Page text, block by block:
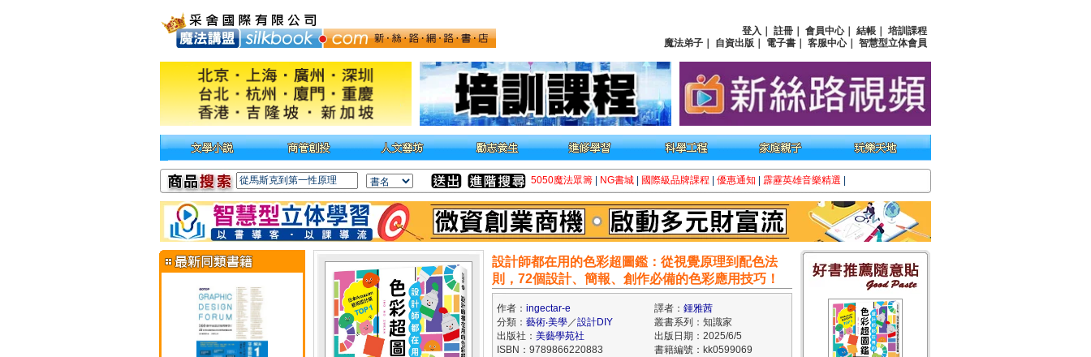
登入 註冊 會員中心｜ 結帳
培訓課程
魔法弟子
自資出版 電子書 客服中心｜ 智慧型立体會員
5050魔法眾籌 NG書城 國際級品牌課程 優惠通知 霹靂英雄音樂精選
設計師都在用的色彩超圖鑑：從視覺原理到配色法
則，72個設計、簡報、創作必備的色彩應用技巧！
作者： ingectar-e 譯者： 鍾雅茜
分類： 藝術‧美學／設計DIY
叢書系列：知識家
出版社： 美藝學苑社
出版日期：2025/6/5
ISBN：9789866220883
書籍編號：kk0599069